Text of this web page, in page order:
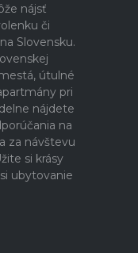
nájsť
či
Slovensku.
útulné
pri
nájdete
na
za návštevu
si krásy
ubytovanie